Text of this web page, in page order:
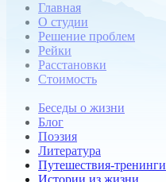
Главная
О студии
Решение проблем
Рейки
Расстановки
Стоимость
Беседы о жизни
Блог
Поэзия
Литература
Путешествия-тренинги
Истории из жизни